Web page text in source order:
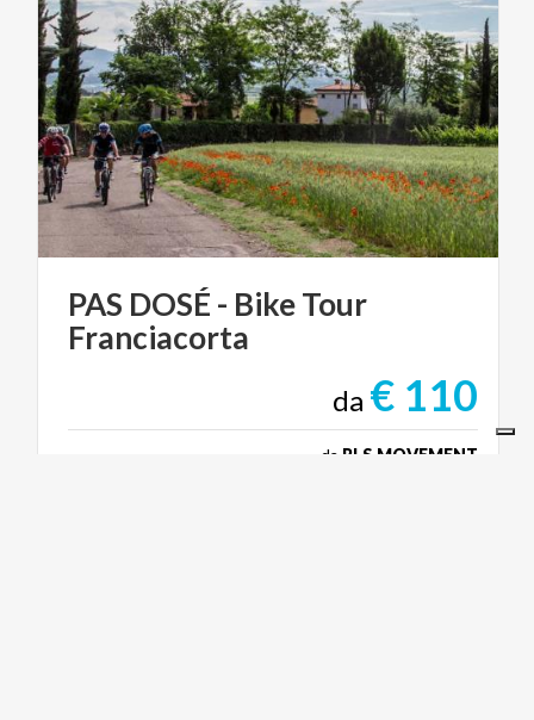
PAS DOSÉ - BikeTour
Franciacorta
da € 110
da RLS MOVEMENT